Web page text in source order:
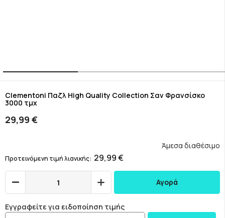
to
the
beginning
of
gallery
Clementoni Παζλ High Quality Collection Σαν Φρανσίσκο
3000 τμχ
29,99 €
Προτεινόμενη τιμή λιανικής 29,99 €
Άμεσα διαθέσιμο
Αγορά
Εγγραφείτε για ειδοποίηση τιμής